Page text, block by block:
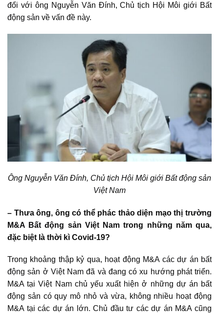
đổi với ông Nguyễn Văn Đính, Chủ tịch Hội Môi giới Bất
động sản về vấn đề này.
Ông Nguyễn Văn Đính, Chủ tịch Hội Môi giới Bất động sản
Việt Nam
– Thưa ông, ông có thể phác thảo diện mạothị trường
M&A Bất động sản Việt Nam trong những năm qua,
đặc biệt là thời kì Covid-19?
Trong khoảng thập kỷ qua, hoạt động M&A các dự án bất
động sản ở Việt Nam đã và đang có xu hướng phát triển.
M&A tại Việt Nam chủ yếu xuất hiện ở những dự án bất
động sản có quy mô nhỏ và vừa, không nhiều hoạt động
M&A tại các dự án lớn. Chủ đầu tư các dự án M&A cũng